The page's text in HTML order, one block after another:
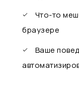
Что-то
браузере
Ваше